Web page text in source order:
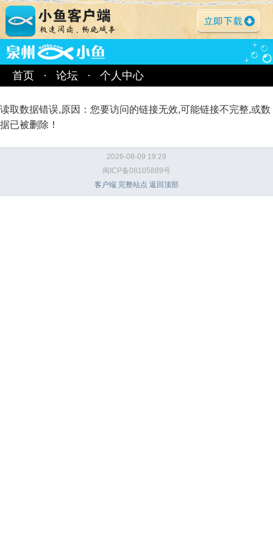
首页 · 论坛 · 个人中心
读取数据错误,原因：您要访问的链接无效,可能链接不完整,或数
据已被删除！
2026-08-09 19:29
闽ICP备08105889号
客户端 完整站点 返回顶部